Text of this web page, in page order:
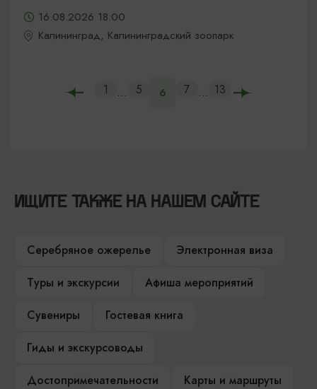
16.08.2026 18:00
Калининград, Калининградский зоопарк
1 ... 5 6 7 ... 13
ИЩИТЕ ТАКЖЕ НА НАШЕМ САЙТЕ
Серебряное ожерелье
Электронная виза
Туры и экскурсии
Афиша мероприятий
Сувениры
Гостевая книга
Гиды и экскурсоводы
Достопримечательности
Карты и маршруты